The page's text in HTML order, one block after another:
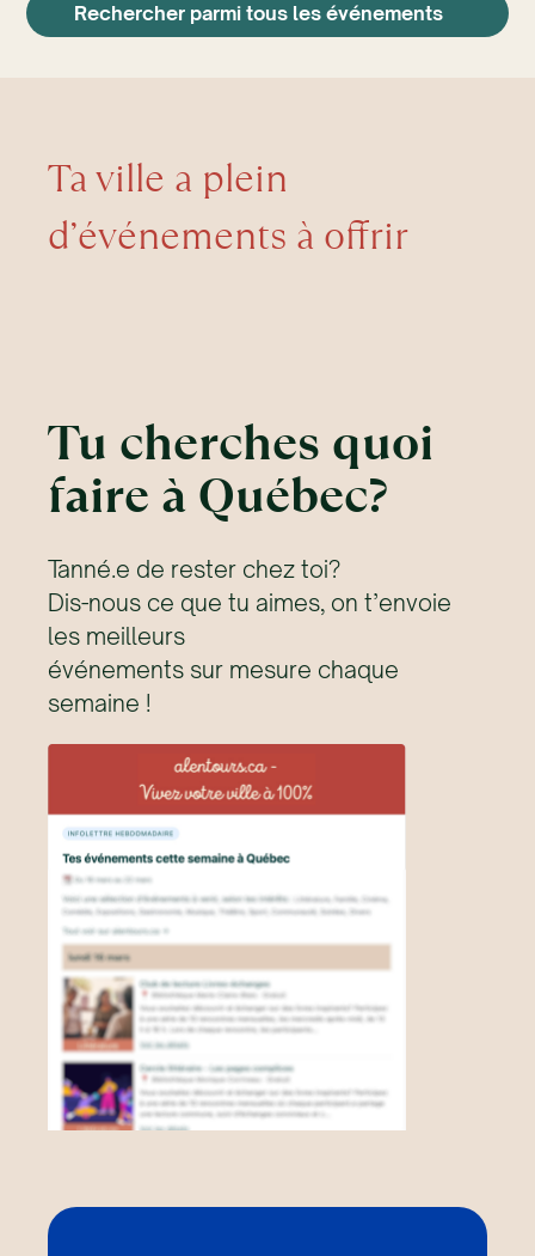
Rechercher parmi tous les événements
Ta ville a plein
d’événements à offrir
Tu cherches quoi
faire à Québec?
Tanné.e de rester chez toi?
Dis-nous ce que tu aimes, on t’envoie
les meilleurs
événements sur mesure chaque
semaine !